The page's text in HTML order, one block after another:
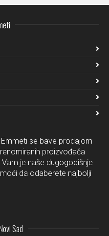
se bave prodajom
proizvođača
je naše dugogodišnje
da odaberete najbolji
Sad